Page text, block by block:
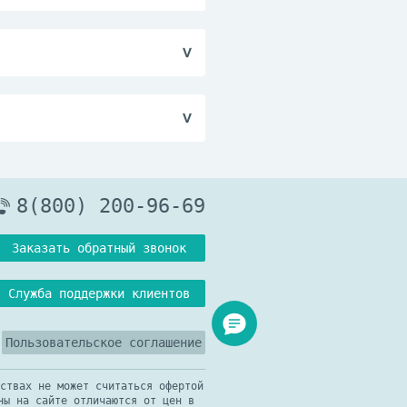
8(800) 200-96-69
Заказать обратный звонок
Служба поддержки клиентов
Пользовательское соглашение
не может считаться офертой
на сайте отличаются от цен в